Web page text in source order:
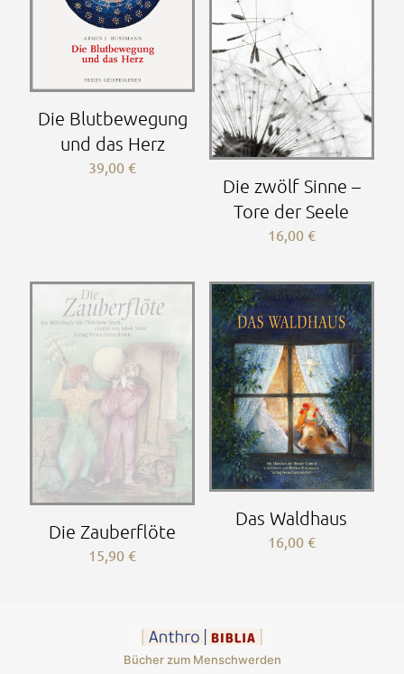
Die Blutbewegung
und das Herz
39,00€
Die zwölf Sinne –
Tore der Seele
16,00 €
Die Zauberflöte
15,90€
Das Waldhaus
16,00 €
Bücher zum Menschwerden